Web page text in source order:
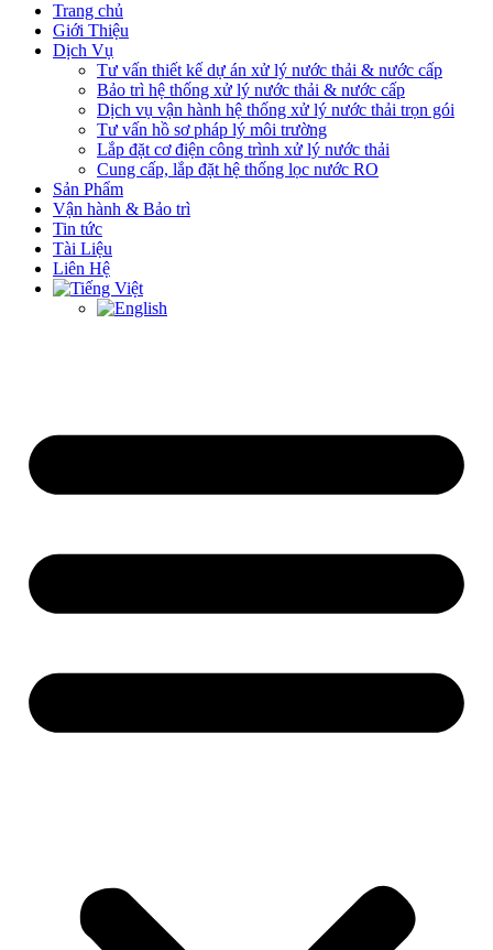
Trang chủ
Giới Thiệu
Dịch Vụ
Tư vấn thiết kế dự án xử lý nước thải & nước cấp
Bảo trì hệ thống xử lý nước thải & nước cấp
Dịch vụ vận hành hệ thống xử lý nước thải trọn gói
Tư vấn hồ sơ pháp lý môi trường
Lắp đặt cơ điện công trình xử lý nước thải
Cung cấp, lắp đặt hệ thống lọc nước RO
Sản Phẩm
Vận hành & Bảo trì
Tin tức
Tài Liệu
Liên Hệ